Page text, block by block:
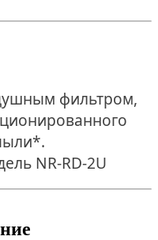
фильтром,
NR-RD-2U